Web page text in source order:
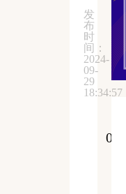
发
布
时
间：
2024-
09-
29
18:34:57
01